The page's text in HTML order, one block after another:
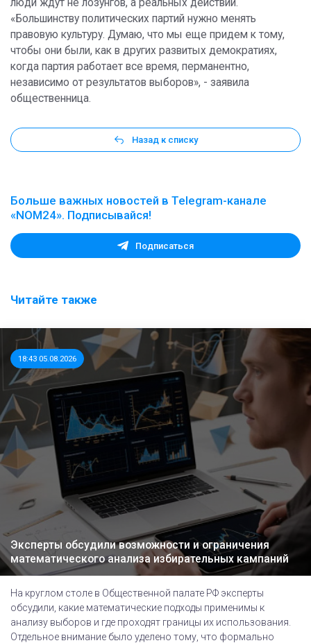
люди ждут не лозунгов, а реальных действий.
«Большинству политических партий нужно менять
правовую культуру. Думаю, что мы еще придем к тому,
чтобы они были, как в других развитых демократиях,
когда партия работает все время, перманентно,
независимо от результатов выборов», - заявила
общественница.
Назад к списку
Больше важных новостей в Telegram-канале
«NOM24». Подписывайся!
Подписаться
Читайте также
18:43 05.08.2026
Эксперты обсудили возможности и ограничения
математического анализа избирательных кампаний
На круглом столе в Общественной палате РФ эксперты
обсудили, какие математические подходы применимы к
анализу выборов и где проходят границы их использования.
Отдельное внимание было уделено тому, что формально